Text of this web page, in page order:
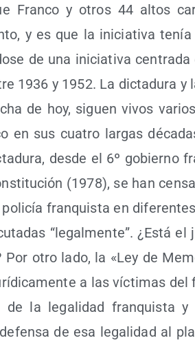
Fran­co y otros 44 altos
y es que la ini­cia­ti­va
de una ini­cia­ti­va cen­tra­da
1936 y 1952. La dic­ta­du­ra y
de hoy, siguen vivos
en sus cua­tro lar­gas
des­de el 6º gobierno
(1978), se han
fran­quis­ta en
“legal­men­te”. ¿Está el
otro lado, la «Ley de
a las víc­ti­mas
de la lega­li­dad fran­quis­ta
de esa lega­li­dad al